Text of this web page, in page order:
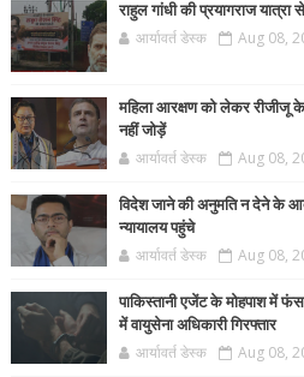
राहुल गांधी की प्रयागराज
आर्यावर्त डेस्क Aug 08,
महिला आरक्षण को लेकर रीजीजू
नहीं जोड़ें
आर्यावर्त डेस्क Aug 08,
विदेश जाने की अनुमति न देने के
न्यायालय पहुंचे
आर्यावर्त डेस्क Aug 08,
पाकिस्तानी एजेंट के मोहपाश में
में वायुसेना अधिकारी गिरफ्तार
आर्यावर्त डेस्क Aug 08,